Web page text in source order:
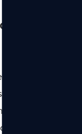
forma de
de